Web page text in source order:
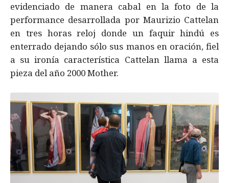
evidenciado de manera cabal en la foto de la
performance desarrollada por Maurizio Cattelan
en tres horas reloj donde un faquir hindú es
enterrado dejando sólo sus manos en oración, fiel
a su ironía característica Cattelan llama a esta
pieza del año 2000 Mother.